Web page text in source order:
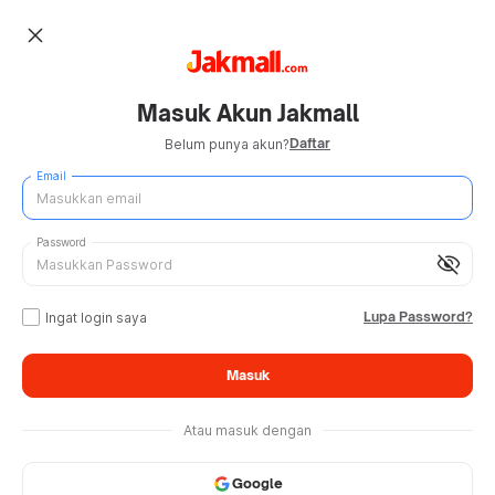
close
Masuk Akun Jakmall
Belum punya akun?Daftar
Email
visibility_off
Password
Ingat login saya Lupa Password?
Masuk
Atau masuk dengan
Google